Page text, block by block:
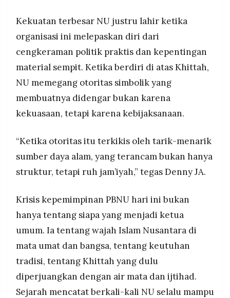
Kekuatan terbesar NU justru lahir ketika
organisasi ini melepaskan diri dari
cengkeraman politik praktis dan kepentingan
material sempit. Ketika berdiri di atas Khittah,
NU memegang otoritas simbolik yang
membuatnya didengar bukan karena
kekuasaan, tetapi karena kebijaksanaan.
“Ketika otoritas itu terkikis oleh tarik-menarik
sumber daya alam, yang terancam bukan hanya
struktur, tetapi ruh jam’iyah,” tegas Denny JA.
Krisis kepemimpinan PBNU hari ini bukan
hanya tentang siapa yang menjadi ketua
umum. Ia tentang wajah Islam Nusantara di
mata umat dan bangsa, tentang keutuhan
tradisi, tentang Khittah yang dulu
diperjuangkan dengan air mata dan ijtihad.
Sejarah mencatat berkali-kali NU selalu mampu